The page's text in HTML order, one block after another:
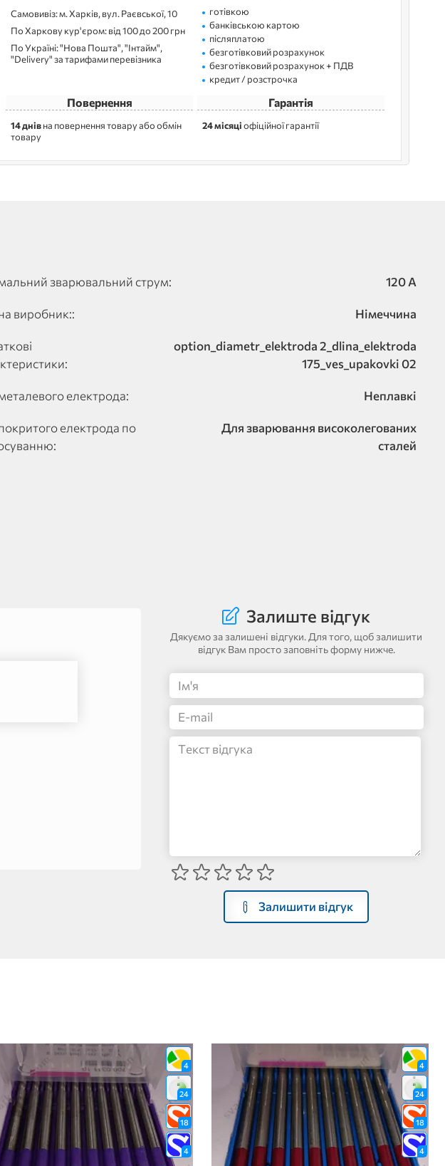
Самовивіз: м. Харків, вул. Раєвської, 10
По Харкову кур'єром: від 100 до 200 грн
По Україні: "Нова Пошта", "Інтайм",
"Delivery" за тарифами перевізника
готівкою
банківською картою
післяплатою
безготівковий розрахунок
безготівковий розрахунок + ПДВ
кредит / розстрочка
Повернення
14 днівна повернення товару або обмін
товару
Гарантія
24 місяціофіційної гарантії
зварювальний струм: 120 A
виробник:: Німеччина
option_diametr_elektroda 2_dlina_elektroda
175_ves_upakovki 02
електрода: Неплавкі
електрода по
Для зварювання високолегованих
сталей
Залиште відгук
Дякуємо за залишені відгуки. Для того, щоб залишити
відгук Вам просто заповніть форму нижче.
Залишити відгук
4
24
18
4
4
24
18
4